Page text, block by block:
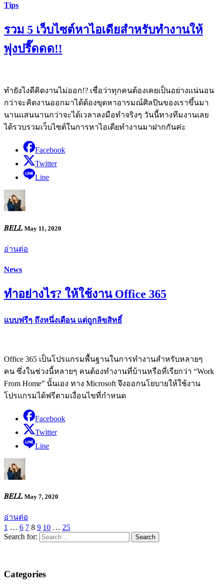
Tips
รวม 5 เว็บไซต์หาไอเดียสำหรับทำงานให้
พุ่งปรี๊ดดด!!
ทำยังไงดีคิดงานไม่ออก!? เชื่อว่าทุกคนต้องเคยเป็นอย่างเเน่นอน
กว่าจะคิดงานออกมาได้ต้องขุดหาอารมณ์ศิลปินของเราขึ้นมา
นานเเสนนานกว่าจะได้เวลาลงมือทำจริงๆ วันนี้ทางทีมงานเลย
ได้รวบรวมเว็บไซต์ในการหาไอเดียทำงานมาฝากกันค่ะ
Facebook
Twitter
Line
𝐵𝐸𝐿𝐿 May 11, 2020
อ่านต่อ
News
ทำอย่างไร? ให้ใช้งาน Office 365
แบบฟรีๆ ถึงหนึ่งเดือน แต่ถูกลิขสิทธิ์
Office 365 เป็นโปรแกรมพื้นฐานในการทำงานสำหรับหลายๆ
คน ซึ่งในช่วงนี้หลายๆ คนต้องทำงานที่บ้านหรือที่เรียกว่า “Work
From Home” นั้นเอง ทาง Microsoft จึงออกนโยบายให้ใช้งาน
โปรแกรมได้ฟรีตามเงื่อนไขที่กำหนด
Facebook
Twitter
Line
𝐵𝐸𝐿𝐿 May 7, 2020
อ่านต่อ
1 … 6 7 8 9 10 … 25
Search for:
Categories